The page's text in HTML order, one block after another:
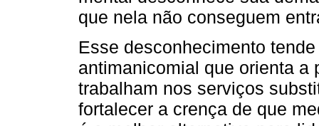
que nela não conseguem
Esse desconhecimento
antimanicomial que orienta a
trabalham nos serviços
fortalecer a crença de que